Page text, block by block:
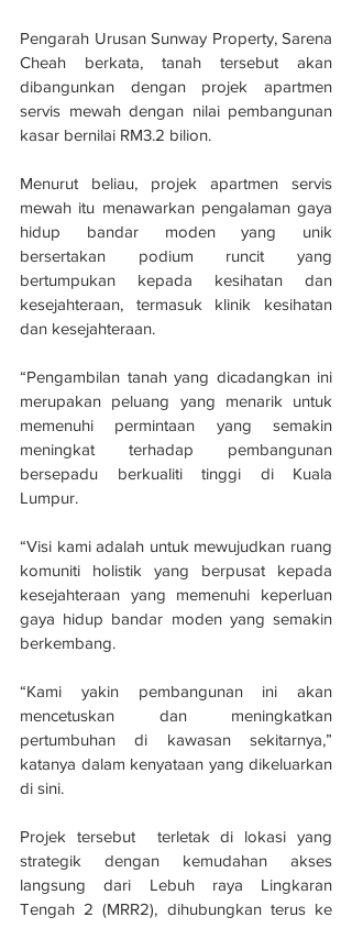
Pengarah Urusan Sunway Property, Sarena
Cheah berkata, tanah tersebut akan
dibangunkan dengan projek apartmen
servis mewah dengan nilai pembangunan
kasar bernilai RM3.2 bilion.
Menurut beliau, projek apartmen servis
mewah itu menawarkan pengalaman gaya
hidup bandar moden yang unik
bersertakan podium runcit yang
bertumpukan kepada kesihatan dan
kesejahteraan, termasuk klinik kesihatan
dan kesejahteraan.
“Pengambilan tanah yang dicadangkan ini
merupakan peluang yang menarik untuk
memenuhi permintaan yang semakin
meningkat terhadap pembangunan
bersepadu berkualiti tinggi di Kuala
Lumpur.
“Visi kami adalah untuk mewujudkan ruang
komuniti holistik yang berpusat kepada
kesejahteraan yang memenuhi keperluan
gaya hidup bandar moden yang semakin
berkembang.
“Kami yakin pembangunan ini akan
mencetuskan dan meningkatkan
pertumbuhan di kawasan sekitarnya,”
katanya dalam kenyataan yang dikeluarkan
di sini.
Projek tersebut  terletak di lokasi yang
strategik dengan kemudahan akses
langsung dari Lebuh raya Lingkaran
Tengah 2 (MRR2), dihubungkan terus ke